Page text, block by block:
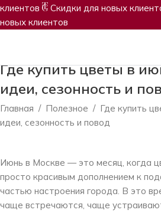
клиентов
Скидки для новых
новых клиентов
Где купить цветы в
идеи, сезонность и
Главная / Полезное / Где купить
идеи, сезонность и повод
Июнь в Москве — это месяц, когда
просто красивым дополнением к
частью настроения города. В это
чаще встречаются, чаще